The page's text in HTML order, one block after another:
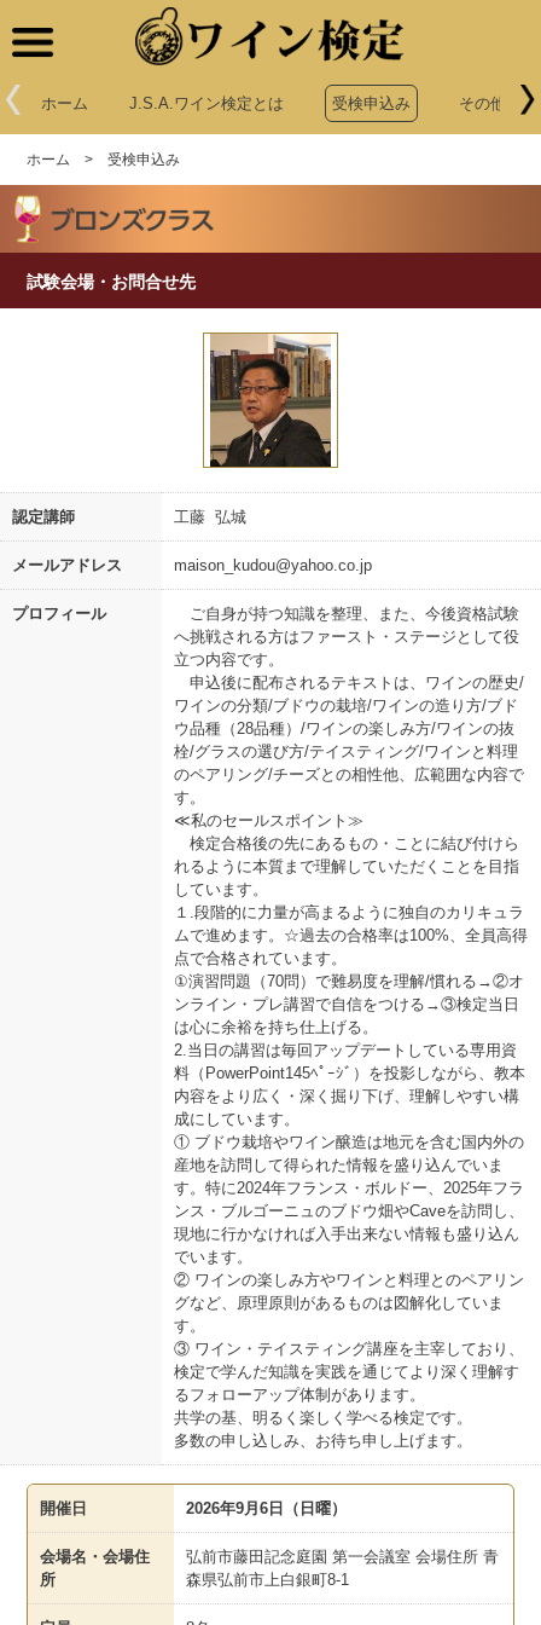
ホーム J.S.A.ワイン検定とは 受検申込み その他申込
ホーム >受検申込み
試験会場・お問合せ先
認定講師 工藤 弘城
メールアドレス maison_kudou@yahoo.co.jp
プロフィール
ご自身が持つ知識を整理、また、今後資格試験
へ挑戦される方はファースト・ステージとして役
立つ内容です。
申込後に配布されるテキストは、ワインの歴史/
ワインの分類/ブドウの栽培/ワインの造り方/ブド
ウ品種（28品種）/ワインの楽しみ方/ワインの抜
栓/グラスの選び方/テイスティング/ワインと料理
のペアリング/チーズとの相性他、広範囲な内容で
す。
≪私のセールスポイント≫
検定合格後の先にあるもの・ことに結び付けら
れるように本質まで理解していただくことを目指
しています。
１.段階的に力量が高まるように独自のカリキュラ
ムで進めます。☆過去の合格率は100%、全員高得
点で合格されています。
①演習問題（70問）で難易度を理解/慣れる→②オ
ンライン・プレ講習で自信をつける→③検定当日
は心に余裕を持ち仕上げる。
2.当日の講習は毎回アップデートしている専用資
料（PowerPoint145ﾍﾟｰｼﾞ）を投影しながら、教本
内容をより広く・深く掘り下げ、理解しやすい構
成にしています。
① ブドウ栽培やワイン醸造は地元を含む国内外の
産地を訪問して得られた情報を盛り込んでいま
す。特に2024年フランス・ボルドー、2025年フラ
ンス・ブルゴーニュのブドウ畑やCaveを訪問し、
現地に行かなければ入手出来ない情報も盛り込ん
でいます。
② ワインの楽しみ方やワインと料理とのペアリン
グなど、原理原則があるものは図解化していま
す。
③ ワイン・テイスティング講座を主宰しており、
検定で学んだ知識を実践を通じてより深く理解す
るフォローアップ体制があります。
共学の基、明るく楽しく学べる検定です。
多数の申し込しみ、お待ち申し上げます。
開催日 2026年9月6日（日曜）
会場名・会場住
所
弘前市藤田記念庭園 第一会議室 会場住所 青
森県弘前市上白銀町8-1